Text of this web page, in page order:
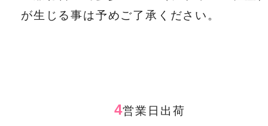
が生じる事は予めご了承ください。
4営業日出荷